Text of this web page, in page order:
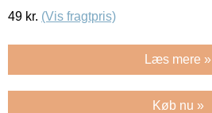
49 kr. (Vis fragtpris)
Læs mere »
Køb nu »